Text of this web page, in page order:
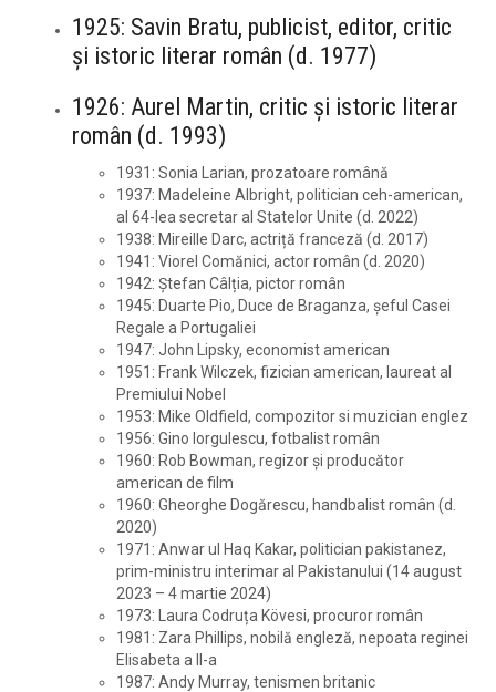
1925: Savin Bratu, publicist, editor, critic
și istoric literar român (d. 1977)
1926: Aurel Martin, critic și istoric literar
român (d. 1993)
1931: Sonia Larian, prozatoare română
1937: Madeleine Albright, politician ceh-american,
al 64-lea secretar al Statelor Unite (d. 2022)
1938: Mireille Darc, actriță franceză (d. 2017)
1941: Viorel Comănici, actor român (d. 2020)
1942: Ștefan Câlția, pictor român
1945: Duarte Pio, Duce de Braganza, șeful Casei
Regale a Portugaliei
1947: John Lipsky, economist american
1951: Frank Wilczek, fizician american, laureat al
Premiului Nobel
1953: Mike Oldfield, compozitor si muzician englez
1956: Gino Iorgulescu, fotbalist român
1960: Rob Bowman, regizor și producător
american de film
1960: Gheorghe Dogărescu, handbalist român (d.
2020)
1971: Anwar ul Haq Kakar, politician pakistanez,
prim-ministru interimar al Pakistanului (14 august
2023 – 4 martie 2024)
1973: Laura Codruța Kövesi, procuror român
1981: Zara Phillips, nobilă engleză, nepoata reginei
Elisabeta a II-a
1987: Andy Murray, tenismen britanic